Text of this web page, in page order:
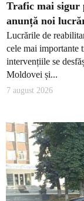
Trafic mai sigur
anunță noi
Lucrările de
cele mai importante
intervențiile se
Moldovei și...
7 august 2026